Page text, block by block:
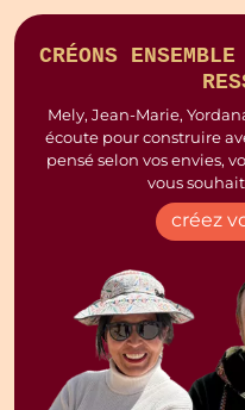
CRÉONS
Mely, Jean-Marie,
écoute pour construire
pensé selon vos envies,
vous
créez